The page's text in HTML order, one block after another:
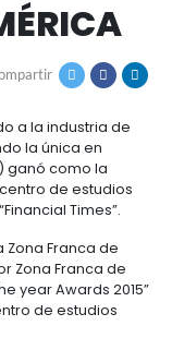
dedicado a la
siendo la